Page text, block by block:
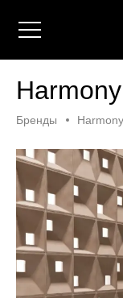
Бренды Harmony